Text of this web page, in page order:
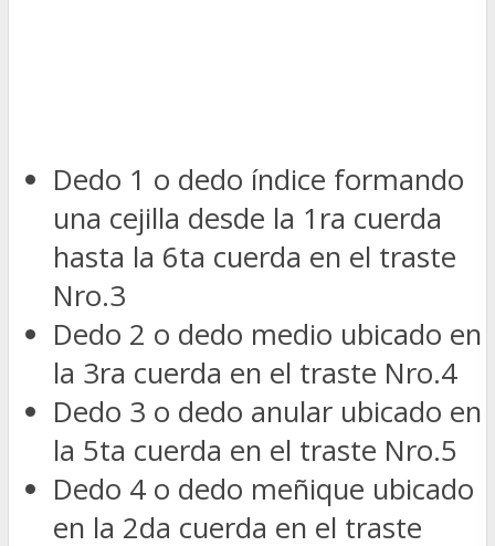
Dedo 1 o dedo índice formando
una cejilla desde la 1ra cuerda
hasta la 6ta cuerda en el traste
Nro.3
Dedo 2 o dedo medio ubicado en
la 3ra cuerda en el traste Nro.4
Dedo 3 o dedo anular ubicado en
la 5ta cuerda en el traste Nro.5
Dedo 4 o dedo meñique ubicado
en la 2da cuerda en el traste